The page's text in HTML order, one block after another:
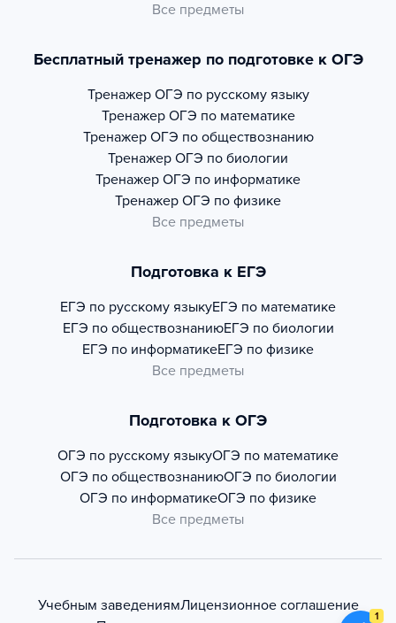
1
Все предметы
Бесплатный тренажер по подготовке к ОГЭ
Тренажер ОГЭ по русскому языку
Тренажер ОГЭ по математике
Тренажер ОГЭ по обществознанию
Тренажер ОГЭ по биологии
Тренажер ОГЭ по информатике
Тренажер ОГЭ по физике
Все предметы
Подготовка к ЕГЭ
ЕГЭ по русскому языкуЕГЭ по математике
ЕГЭ по обществознаниюЕГЭ по биологии
ЕГЭ по информатикеЕГЭ по физике
Все предметы
Подготовка к ОГЭ
ОГЭ по русскому языкуОГЭ по математике
ОГЭ по обществознаниюОГЭ по биологии
ОГЭ по информатикеОГЭ по физике
Все предметы
Учебным заведениямЛицензионное соглашение